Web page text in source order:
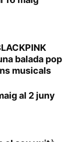
balada pop
musicals
al 2 juny